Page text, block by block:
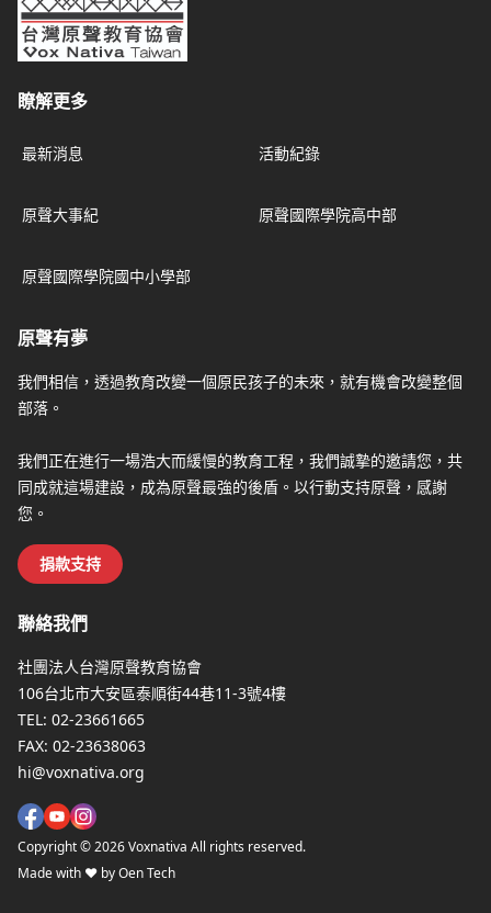
瞭解更多
最新消息 活動紀錄
原聲大事紀 原聲國際學院高中部
原聲國際學院國中小學部
原聲有夢
我們相信，透過教育改變一個原民孩子的未來，就有機會改變整個
部落。
我們正在進行一場浩大而緩慢的教育工程，我們誠摯的邀請您，共
同成就這場建設，成為原聲最強的後盾。以行動支持原聲，感謝
您。
捐款支持
聯絡我們
社團法人台灣原聲教育協會
106台北市大安區泰順街44巷11-3號4樓
TEL: 02-23661665
FAX: 02-23638063
hi@voxnativa.org
Copyright ©2026Voxnativa All rights reserved.
Made with ♥ by Oen Tech